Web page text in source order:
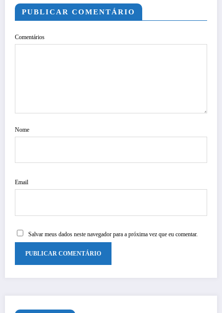
PUBLICAR COMENTÁRIO
Comentários
Nome
Email
Salvar meus dados neste navegador para a próxima vez que eu comentar.